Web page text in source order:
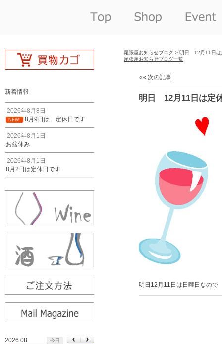
新着情報
2026年8月8日
NEW! 8月9日は 定休日です
2026年8月1日
お盆休み
2026年8月1日
8月2日は定休日です
2026.08
今日
尾張屋お知らせブログ > 明日 12月11日は
尾張屋お知らせブログ一覧
«« 次の記事
明日 12月11日は定
明日12月11日は日曜日なの